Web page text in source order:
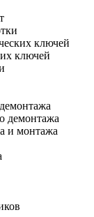
ключей
ключей
демонтажа
и монтажа